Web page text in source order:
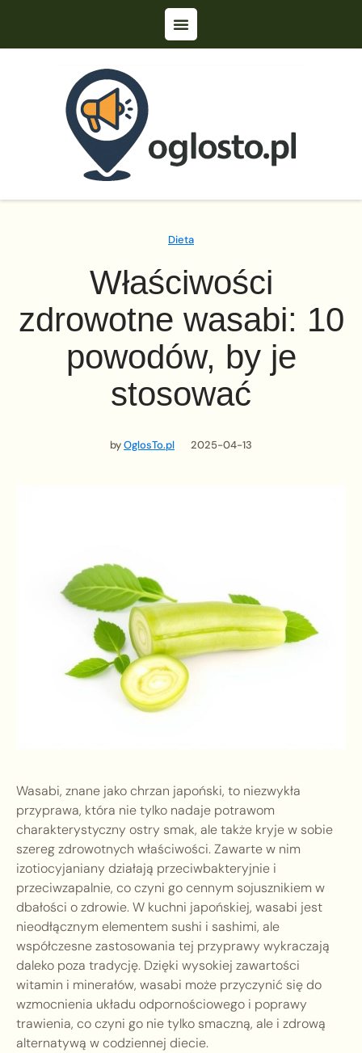
Dieta
Właściwości
zdrowotne wasabi: 10
powodów, by je
stosować
byOglosTo.pl 2025-04-13
Wasabi, znane jako chrzan japoński, to niezwykła
przyprawa, która nie tylko nadaje potrawom
charakterystyczny ostry smak, ale także kryje w sobie
szereg zdrowotnych właściwości. Zawarte w nim
izotiocyjaniany działają przeciwbakteryjnie i
przeciwzapalnie, co czyni go cennym sojusznikiem w
dbałości o zdrowie. W kuchni japońskiej, wasabi jest
nieodłącznym elementem sushi i sashimi, ale
współczesne zastosowania tej przyprawy wykraczają
daleko poza tradycję. Dzięki wysokiej zawartości
witamin i minerałów, wasabi może przyczynić się do
wzmocnienia układu odpornościowego i poprawy
trawienia, co czyni go nie tylko smaczną, ale i zdrową
alternatywą w codziennej diecie.